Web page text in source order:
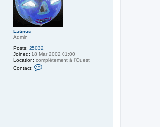
Latinus
Admin
Posts: 25032
Joined: 18 Mar 2002 01:00
Location: complètement à l'Ouest
Contact: